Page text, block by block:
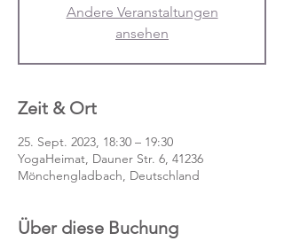
Andere Veranstaltungen
ansehen
Zeit & Ort
25. Sept. 2023, 18:30 – 19:30
YogaHeimat, Dauner Str. 6, 41236
Mönchengladbach, Deutschland
Über diese Buchung